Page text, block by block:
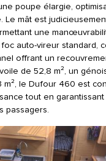
poupe élargie,
Le mât est
une
auto-vireur standard,
offrant un
de 52,8 m², un
m², le Dufour 460 est
tout en
passagers.